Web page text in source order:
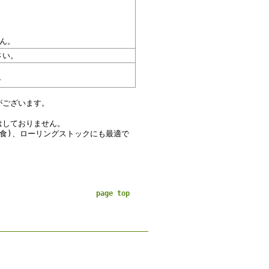
。
。
ざいます。
ておりません。
)、ローリングストックにも最適で
page top